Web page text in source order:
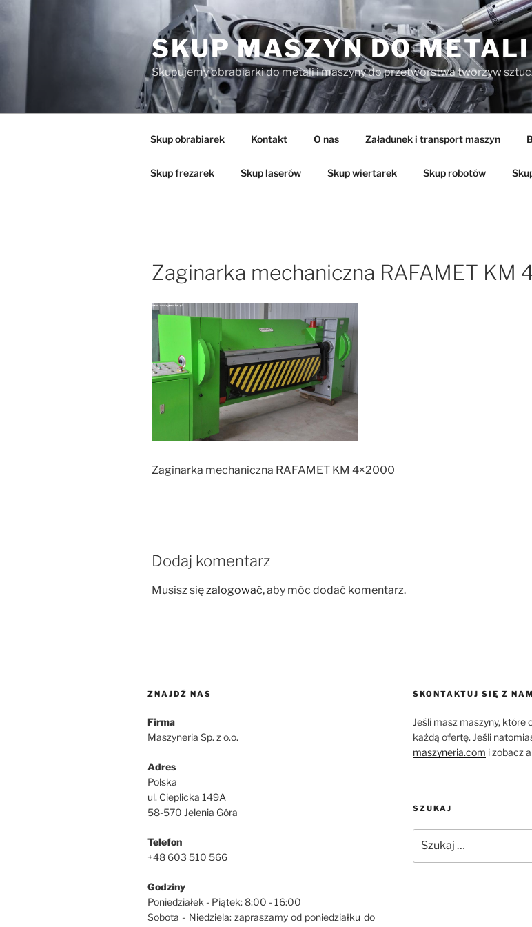
Przejdź
SKUP MASZYN DO METALI
Skupujemy obrabiarki do metali i maszyny do przetwórstwa tworzyw
Skup obrabiarek Kontakt O nas Załadunek i transport maszyn
Skup frezarek Skup laserów Skup wiertarek Skup robotów
Zaginarka mechaniczna RAFAMET KM
Zaginarka mechaniczna RAFAMET KM 4×2000
Dodaj komentarz
Musisz sięzalogować, aby móc dodać komentarz.
ZNAJDŹ NAS
Firma
Maszyneria Sp. z o.o.
Adres
Polska
ul. Cieplicka 149A
58-570 Jelenia Góra
Telefon
+48 603 510 566
Godziny
Poniedziałek - Piątek: 8:00 - 16:00
Sobota - Niedziela: zapraszamy od poniedziałku do
SKONTAKTUJ SIĘ Z
Jeśli masz maszyny, które
każdą ofertę. Jeśli
maszyneria.com i zobacz
SZUKAJ